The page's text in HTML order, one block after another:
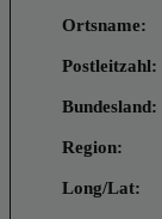
Ortsname:
Postleitzahl:
Bundesland:
Region:
Long/Lat: